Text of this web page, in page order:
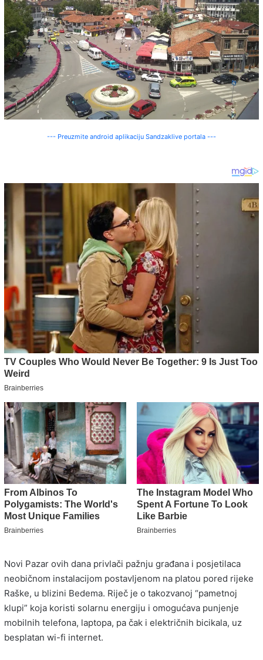
--- Preuzmite android aplikaciju Sandzaklive portala ---
Novi Pazar ovih dana privlači pažnju građana i posjetilaca
neobičnom instalacijom postavljenom na platou pored rijeke
Raške, u blizini Bedema. Riječ je o takozvanoj “pametnoj
klupi” koja koristi solarnu energiju i omogućava punjenje
mobilnih telefona, laptopa, pa čak i električnih bicikala, uz
besplatan wi-fi internet.